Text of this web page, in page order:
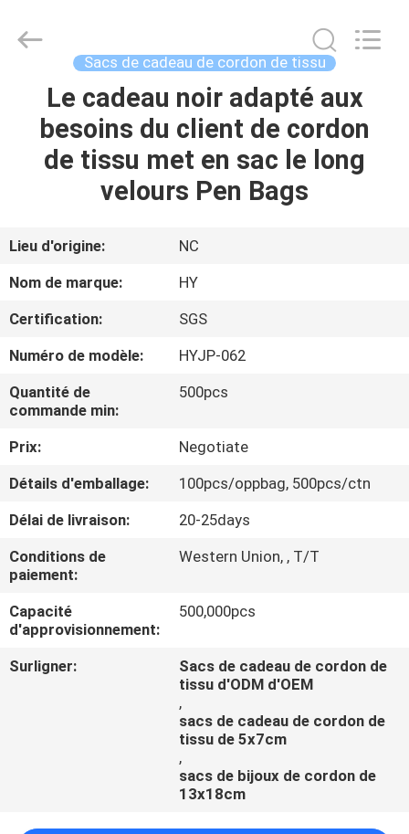
MAISON
À
PROPOS
NOUS
DE
L'USINE
CONTRÔLE
DE
LA
QUALITÉ
emboutissant
Sacs de cadeau de cordon de tissu
Le cadeau noir adapté aux
besoins du client de cordon
de tissu met en sac le long
velours Pen Bags
Lieu d'origine:
NC
Nom de marque:
HY
Certification:
SGS
Numéro de modèle:
HYJP-062
Quantité de
commande min:
500pcs
Prix:
Negotiate
Détails d'emballage:
100pcs/oppbag, 500pcs/ctn
Délai de livraison:
20-25days
Conditions de
paiement:
Western Union, , T/T
Capacité
d'approvisionnement:
500,000pcs
Surligner:
Sacs de cadeau de cordon de
tissu d'ODM d'OEM
,
sacs de cadeau de cordon de
tissu de 5x7cm
,
sacs de bijoux de cordon de
13x18cm